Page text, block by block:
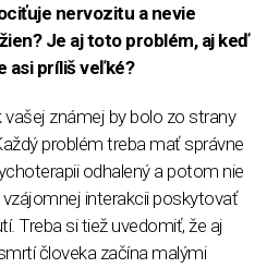
nervozitu a nevie
Je aj toto problém, aj keď
asi príliš veľké?
známej by bolo zo strany
problém treba mať správne
odhalený a potom nie
vzájomnej interakcii poskytovať
Treba si tiež uvedomiť, že aj
človeka začína malými